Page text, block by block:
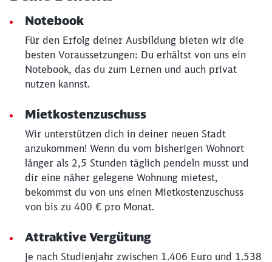
Notebook
Für den Erfolg deiner Ausbildung bieten wir die
besten Voraussetzungen: Du erhältst von uns ein
Notebook, das du zum Lernen und auch privat
nutzen kannst.
Mietkostenzuschuss
Wir unterstützen dich in deiner neuen Stadt
anzukommen! Wenn du vom bisherigen Wohnort
länger als 2,5 Stunden täglich pendeln musst und
dir eine näher gelegene Wohnung mietest,
bekommst du von uns einen Mietkostenzuschuss
von bis zu 400 € pro Monat.
Attraktive Vergütung
Je nach Studienjahr zwischen 1.406 Euro und 1.538
Schließen
Möchten Sie zu
werden?